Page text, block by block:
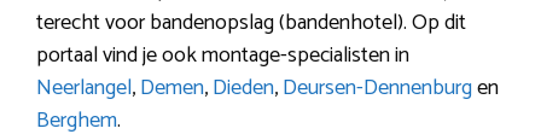
terecht voor bandenopslag (bandenhotel). Op dit
portaal vind je ook montage-specialisten in
Neerlangel,Demen,Dieden,Deursen-Dennenburgen
Berghem.